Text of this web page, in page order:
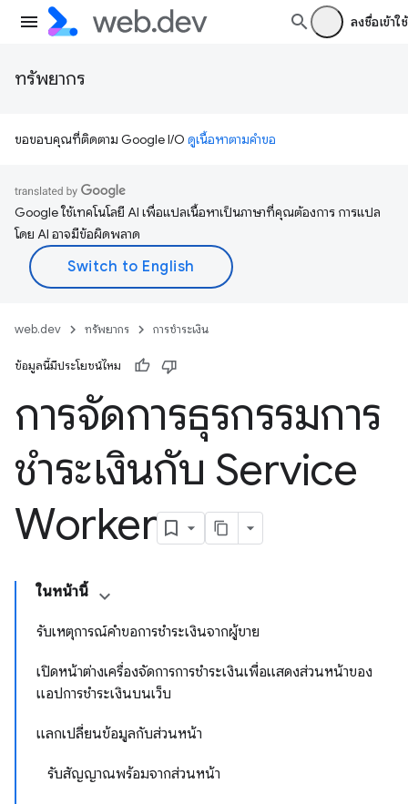
ลงชื่อเข้าใช้
ทรัพยากร
ขอขอบคุณที่ติดตาม Google I/O ดูเนื้อหาตามคำขอ
Google ใช้เทคโนโลยี AI เพื่อแปลเนื้อหาเป็นภาษาที่คุณต้องการ การแปล
โดย AI อาจมีข้อผิดพลาด
web.dev ทรัพยากร การชำระเงิน
ข้อมูลนี้มีประโยชน์ไหม
การจัดการธุรกรรมการ
ชำระเงินกับ Service
Worker
ในหน้านี้
รับเหตุการณ์คำขอการชำระเงินจากผู้ขาย
เปิดหน้าต่างเครื่องจัดการการชำระเงินเพื่อแสดงส่วนหน้าของ
แอปการชำระเงินบนเว็บ
แลกเปลี่ยนข้อมูลกับส่วนหน้า
รับสัญญาณพร้อมจากส่วนหน้า